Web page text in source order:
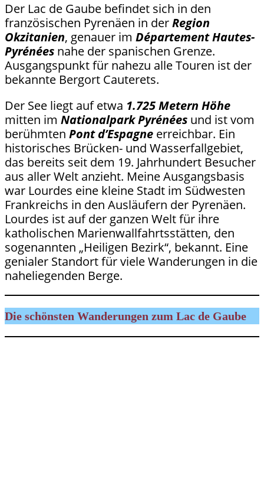
Der Lac de Gaube befindet sich in den
französischen Pyrenäen in derRegion
Okzitanien, genauer im Département Hautes-
Pyrénées nahe der spanischen Grenze.
Ausgangspunkt für nahezu alle Touren ist der
bekannte Bergort Cauterets.
Der See liegt auf etwa 1.725 Metern Höhe
mitten im Nationalpark Pyrénées und ist vom
berühmten Pont d’Espagne erreichbar. Ein
historisches Brücken- und Wasserfallgebiet,
das bereits seit dem 19. Jahrhundert Besucher
aus aller Welt anzieht. Meine Ausgangsbasis
war Lourdes eine kleine Stadt im Südwesten
Frankreichs in den Ausläufern der Pyrenäen.
Lourdes ist auf der ganzen Welt für ihre
katholischen Marienwallfahrtsstätten, den
sogenannten „Heiligen Bezirk“, bekannt. Eine
genialer Standort für viele Wanderungen in die
naheliegenden Berge.
Die schönsten Wanderungen zum Lac de Gaube